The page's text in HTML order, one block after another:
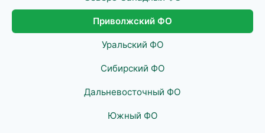
Приволжский ФО
Уральский ФО
Сибирский ФО
Дальневосточный ФО
Южный ФО